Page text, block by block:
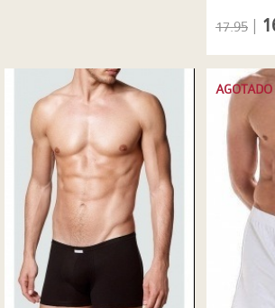
17.95
AGOTADO